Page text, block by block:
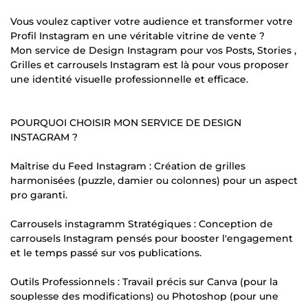
Vous voulez captiver votre audience et transformer votre
Profil Instagram en une véritable vitrine de vente ?
Mon service de Design Instagram pour vos Posts, Stories ,
Grilles et carrousels Instagram est là pour vous proposer
une identité visuelle professionnelle et efficace.
POURQUOI CHOISIR MON SERVICE DE DESIGN
INSTAGRAM ?
Maîtrise du Feed Instagram : Création de grilles
harmonisées (puzzle, damier ou colonnes) pour un aspect
pro garanti.
Carrousels instagramm Stratégiques : Conception de
carrousels Instagram pensés pour booster l'engagement
et le temps passé sur vos publications.
Outils Professionnels : Travail précis sur Canva (pour la
souplesse des modifications) ou Photoshop (pour une